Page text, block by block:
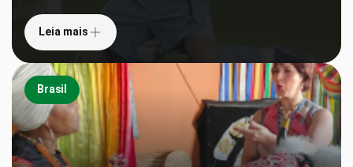
Leia mais
Brasil